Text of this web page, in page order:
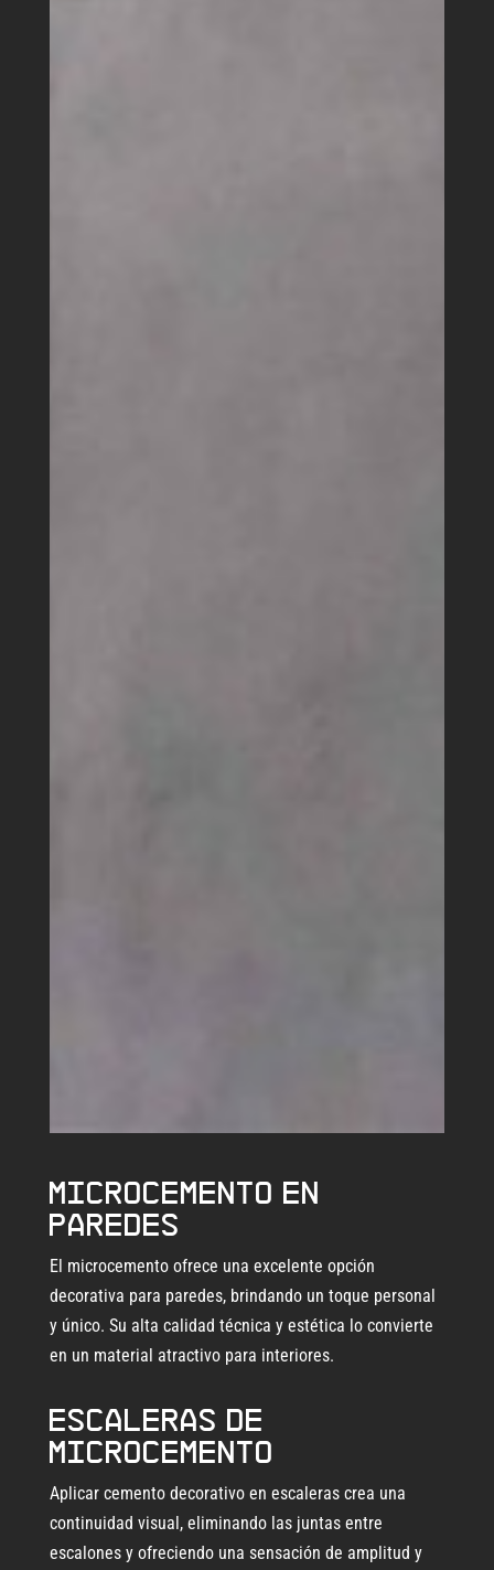
Microcemento en
paredes
El microcemento ofrece una excelente opción
decorativa para paredes, brindando un toque personal
y único. Su alta calidad técnica y estética lo convierte
en un material atractivo para interiores.
Escaleras de
microcemento
Aplicar cemento decorativo en escaleras crea una
continuidad visual, eliminando las juntas entre
escalones y ofreciendo una sensación de amplitud y